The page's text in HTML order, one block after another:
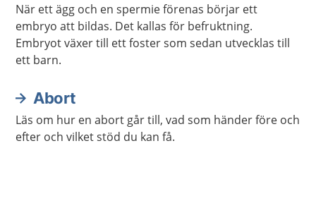
När ett ägg och en spermie förenas börjar ett
embryo att bildas. Det kallas för befruktning.
Embryot växer till ett foster som sedan utvecklas till
ett barn.
Abort
Läs om hur en abort går till, vad som händer före och
efter och vilket stöd du kan få.